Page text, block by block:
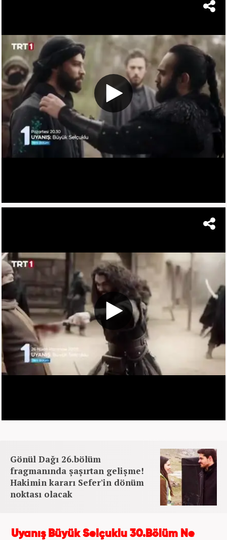
Gönül Dağı 26.bölüm
fragmanında şaşırtan gelişme!
Hakimin kararı Sefer'in dönüm
noktası olacak
Uyanış Büyük Selçuklu 30.Bölüm Ne